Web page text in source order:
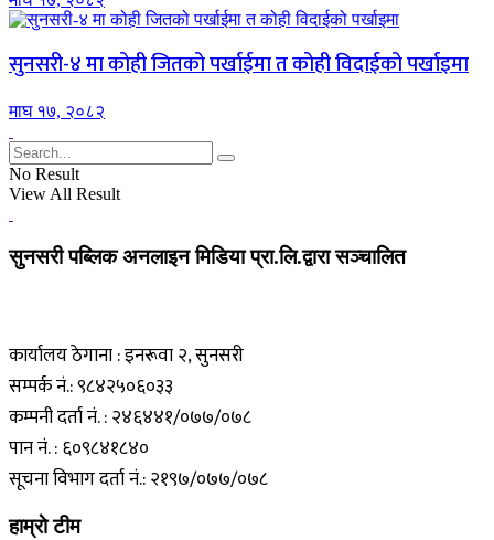
सुनसरी-४ मा कोही जितको पर्खाईमा त कोही विदाईको पर्खाइमा
माघ १७, २०८२
No Result
View All Result
सुनसरी पब्लिक अनलाइन मिडिया प्रा.लि.द्वारा सञ्चालित
कार्यालय ठेगाना : इनरूवा २, सुनसरी
सम्पर्क नं.: ९८४२५०६०३३
कम्पनी दर्ता नं. : २४६४४१/०७७/०७८
पान नं. : ६०९८४१८४०
सूचना विभाग दर्ता नं.: २१९७/०७७/०७८
हाम्राे टीम